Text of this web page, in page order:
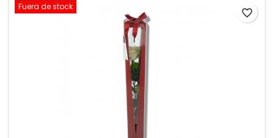
Fuera de stock
favorite_border